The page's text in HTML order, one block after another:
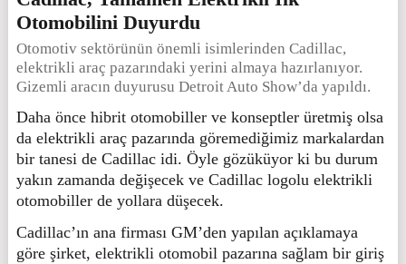
Otomobilini Duyurdu
Otomotiv sektörünün önemli isimlerinden Cadillac,
elektrikli araç pazarındaki yerini almaya hazırlanıyor.
Gizemli aracın duyurusu Detroit Auto Show’da yapıldı.
Daha önce hibrit otomobiller ve konseptler üretmiş olsa
da elektrikli araç pazarında göremediğimiz markalardan
bir tanesi de Cadillac idi. Öyle gözüküyor ki bu durum
yakın zamanda değişecek ve Cadillac logolu elektrikli
otomobiller de yollara düşecek.
Cadillac’ın ana firması GM’den yapılan açıklamaya
göre şirket, elektrikli otomobil pazarına sağlam bir giriş